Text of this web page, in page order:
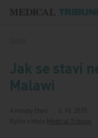
Jak se staví
Malawi
4 minuty čtení 6. 10. 2015
Vyšlo v titulu Medical Tribune